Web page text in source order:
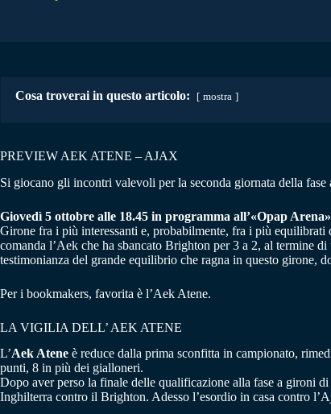
Cosa troverai in questo articolo: mostra
PREVIEW AEK ATENE – AJAX
Si giocano gli incontri valevoli per la seconda giornata della
Giovedì 5 ottobre alle 18.45 in programma all’«Opap
Girone fra i più interessanti e, probabilmente, fra i più
comanda l’Aek che ha sbancato Brighton per 3 a 2, al termine
testimonianza del grande equilibrio che ragna in questo girone,
Per i bookmakers, favorita è l’Aek Atene.
LA VIGILIA DELL’ AEK ATENE
L’Aek Atene è reduce dalla prima sconfitta in campionato,
punti, 8 in più dei gialloneri.
Dopo aver perso la finale delle qualificazione alla fase a gironi
Inghilterra contro il Brighton. Adesso l’esordio in casa contro